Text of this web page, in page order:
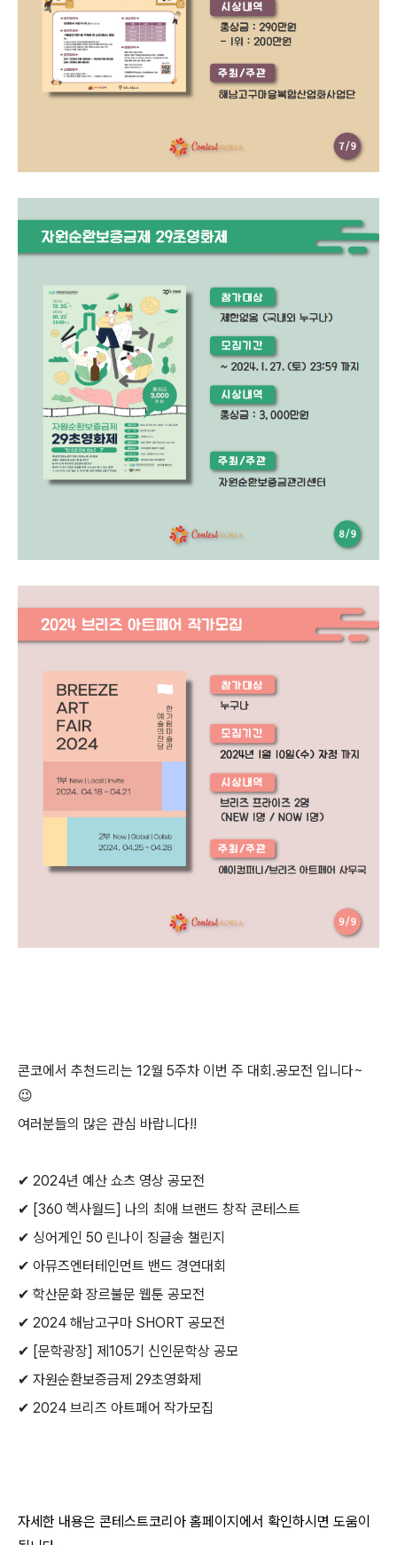
콘코에서 추천드리는 12월 5주차 이번 주 대회.공모전 입니다~
😉
여러분들의 많은 관심 바랍니다!!
✔ 2024년 예산 쇼츠 영상 공모전
✔ [360 헥사월드] 나의 최애 브랜드 창작 콘테스트
✔ 싱어게인 50 린나이 징글송 챌린지
✔ 아뮤즈엔터테인먼트 밴드 경연대회
✔ 학산문화 장르불문 웹툰 공모전
✔ 2024 해남고구마 SHORT 공모전
✔ [문학광장] 제105기 신인문학상 공모
✔ 자원순환보증금제 29초영화제
✔ 2024 브리즈 아트페어 작가모집
자세한 내용은 콘테스트코리아 홈페이지에서 확인하시면 도움이